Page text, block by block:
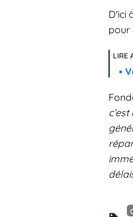
D'ici
pour